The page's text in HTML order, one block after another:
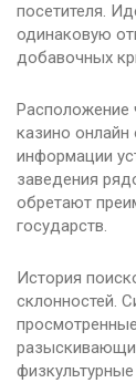
посетителя.
одинаковую
добавочных
Расположение
казино онлайн
информации
заведения
обретают
государств.
История
склонностей.